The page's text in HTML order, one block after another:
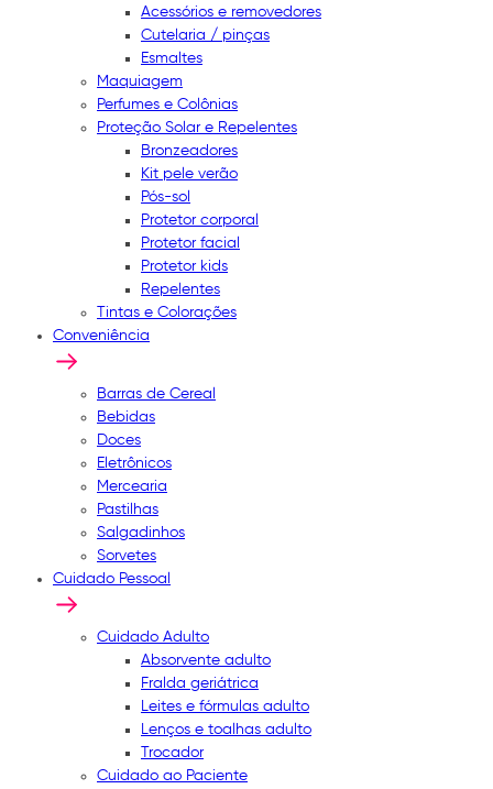
Acessórios e removedores
Cutelaria / pinças
Esmaltes
Maquiagem
Perfumes e Colônias
Proteção Solar e Repelentes
Bronzeadores
Kit pele verão
Pós-sol
Protetor corporal
Protetor facial
Protetor kids
Repelentes
Tintas e Colorações
Conveniência
Barras de Cereal
Bebidas
Doces
Eletrônicos
Mercearia
Pastilhas
Salgadinhos
Sorvetes
Cuidado Pessoal
Cuidado Adulto
Absorvente adulto
Fralda geriátrica
Leites e fórmulas adulto
Lenços e toalhas adulto
Trocador
Cuidado ao Paciente